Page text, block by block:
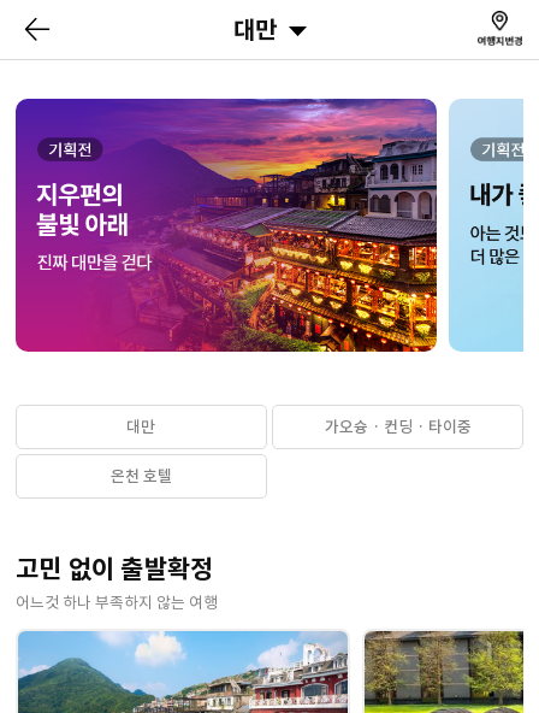
대만
대만 가오슝 · 컨딩 · 타이중
온천 호텔
고민 없이 출발확정
어느것 하나 부족하지 않는 여행